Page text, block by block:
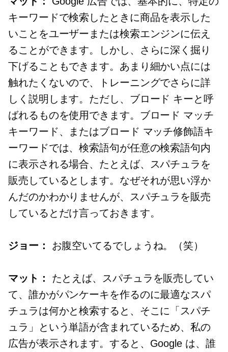
キーワードで検索したときに商品を表示した
いことをユーザーまたは検索エンジンに伝え
ることができます。しかし、さらに深く掘り
下げることもできます。あまり細かい点には
触れたくないので、トレーニングでさらに詳
しく説明します。ただし、ブロード キーと呼
ばれるものを使用できます。ブロード マッチ
キーワード、またはブロード マッチ修飾語キ
ーワードでは、検索語句が任意の検索語句内
に表示される場合、たとえば、スパチュラを
販売しているとします。なぜそれが思い浮か
んだのかわかりませんが、スパチュラを販売
しているとだけ言っておきます。
ジョー： お腹空いてるでしょうね。（笑）
マット：
たとえば、スパチュラを販売してい
て、誰かがパンケーキを作るのに最適なスパ
チュラは何かと検索すると、そこに「スパチ
ュラ」という単語が含まれているため、私の
広告が表示されます。すると、Google は、誰